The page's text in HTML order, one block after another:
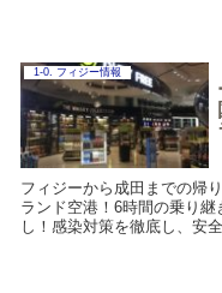
1-0. フィジー情報
フィジーから成田までの帰
ランド空港！6時間の乗り
し！感染対策を徹底し、安